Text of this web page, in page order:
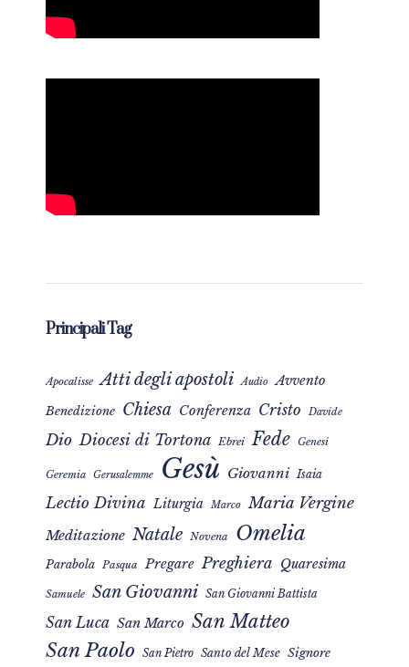
Principali Tag
Apocalisse Atti degli apostoli Audio Avvento
Benedizione Chiesa Conferenza Cristo Davide
Dio Diocesi di Tortona Ebrei Fede Genesi
Geremia Gerusalemme Gesù Giovanni Isaia
Lectio Divina Liturgia Marco Maria Vergine
Meditazione Natale Novena Omelia
Parabola Pasqua Pregare Preghiera Quaresima
Samuele San Giovanni San Giovanni Battista
San Luca San Marco San Matteo
San Paolo San Pietro Santo del Mese Signore